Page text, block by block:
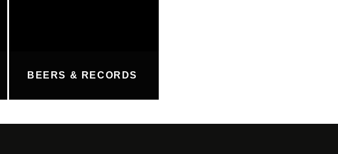
BEERS & RECORDS